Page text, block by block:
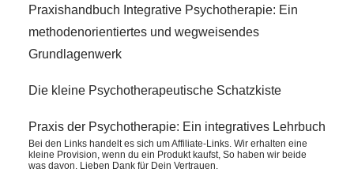
Praxishandbuch Integrative Psychotherapie: Ein
methodenorientiertes und wegweisendes
Grundlagenwerk
Die kleine Psychotherapeutische Schatzkiste
Praxis der Psychotherapie: Ein integratives Lehrbuch
Bei den Links handelt es sich um Affiliate-Links. Wir erhalten eine
kleine Provision, wenn du ein Produkt kaufst, So haben wir beide
was davon. Lieben Dank für Dein Vertrauen.